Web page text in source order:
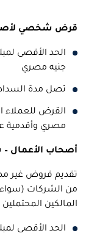
قرض شخصي
جنيه مصري
تصل مدة السداد إلى
مصري وأقدمية عمل
أصحاب الأعمال –
تقديم قروض غير
من الشركات (سواء
المالكين